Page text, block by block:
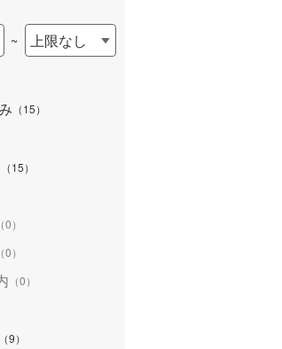
~ 上限なし
（15）
（15）
（0）
（0）
（0）
（9）
)
ン
の島線
トライン
詳しく見る